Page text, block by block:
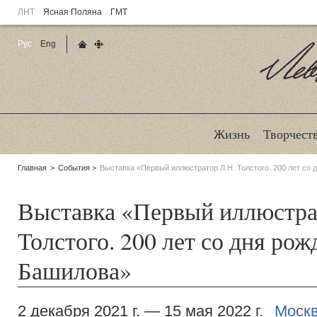
ЛНТ Ясная Поляна ГМТ
Жизнь
Родительские
Главная События Выставка «Первый иллюстратор Л.Н. Толстого. 200 лет
Выставка «Первый
Толстого. 200 лет со дня
Башилова»
2 декабря 2021 г. — 15 мая 2022 г.
Рус
Eng